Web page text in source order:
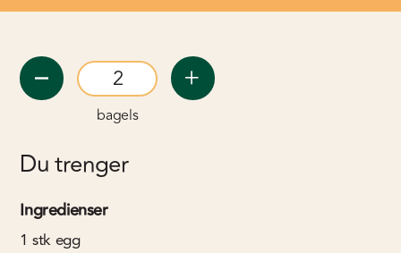
bagels
Du trenger
Ingredienser
1 stkegg